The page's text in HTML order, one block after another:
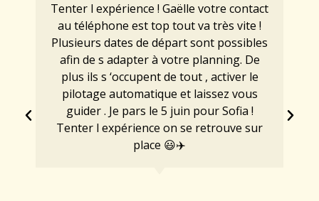
Tenter l expérience ! Gaëlle votre contact
au téléphone est top tout va très vite !
Plusieurs dates de départ sont possibles
afin de s adapter à votre planning. De
plus ils s ‘occupent de tout , activer le
pilotage automatique et laissez vous
guider . Je pars le 5 juin pour Sofia !
Tenter l expérience on se retrouve sur
place 😃✈️